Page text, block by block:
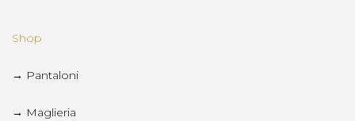
Shop
→ Pantaloni
→ Maglieria